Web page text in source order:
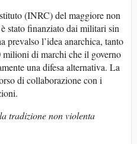
(INRC) del maggiore non
stato finanziato dai militari sin
prevalso l’idea anarchica, tanto
di marchi che il governo
una difesa alternativa. La
di collaborazione con i
tradizione non violenta